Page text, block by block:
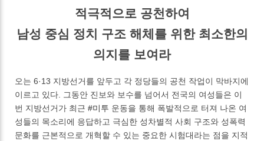
적극적으로 공천하여
남성 중심 정치 구조 해체를 위한 최소한의
의지를 보여라
오는 6·13 지방선거를 앞두고 각 정당들의 공천 작업이 막바지에
이르고 있다. 그동안 진보와 보수를 넘어서 전국의 여성들은 이
번 지방선거가 최근#미투 운동을 통해 폭발적으로 터져 나온 여
성들의 목소리에 응답하고 극심한 성차별적 사회 구조와 성폭력
문화를 근본적으로 개혁할 수 있는 중요한 시험대라는 점을 지적